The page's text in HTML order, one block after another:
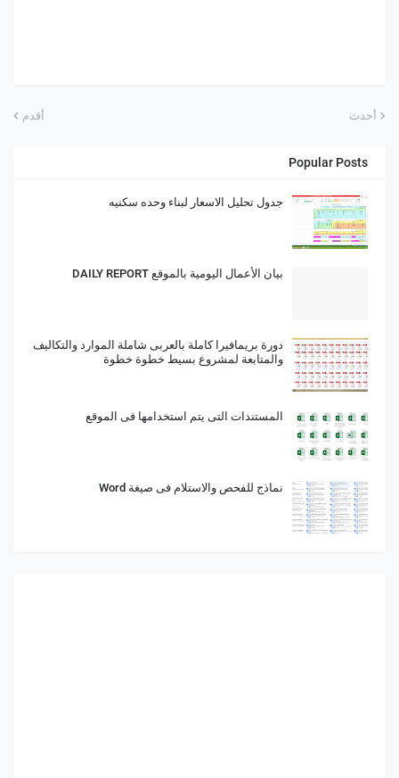
أحدث أقدم
Popular Posts
جدول تحليل الاسعار لبناء وحده سكنيه
بيان الأعمال اليومية بالموقع DAILY REPORT
دورة بريمافيرا كاملة بالعربى شاملة الموارد والتكاليف
والمتابعة لمشروع بسيط خطوة خطوة
المستندات التى يتم استخدامها فى الموقع
نماذج للفحص والاستلام فى صيغة Word